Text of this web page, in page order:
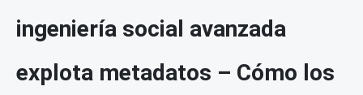
ingeniería social avanzada
explota metadatos – Cómo los